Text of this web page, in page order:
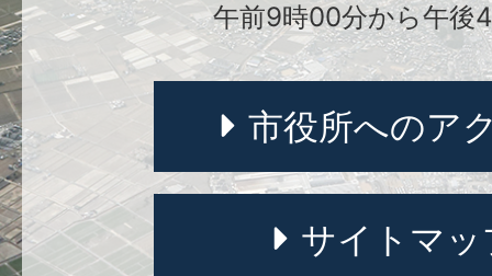
午前9時00分から午後
市役所へのア
サイトマッ